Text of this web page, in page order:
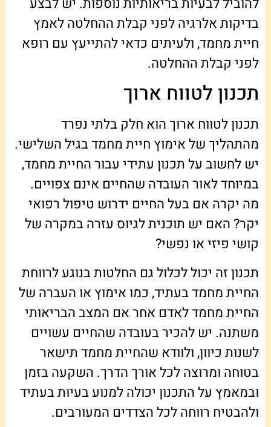
בדיקות אלרגיה לפני קבלת ההחלטה לאמץ
חיית מחמד, ולעיתים כדאי להתייעץ עם רופא
לפני קבלת ההחלטה.
תכנון לטווח ארוך
תכנון לטווח ארוך הוא חלק בלתי נפרד
מהתהליך של אימוץ חיית מחמד בגיל השלישי.
יש לחשוב על תכנון עתידי עבור החיית מחמד,
במיוחד לאור העובדה שהחיים אינם צפויים.
מה יקרה אם בעל החיים ידרוש טיפול רפואי
יקר? האם יש תוכנית לגיוס עזרה במקרה של
קושי פיזי או נפשי?
תכנון זה יכול לכלול גם החלטות בנוגע לרווחת
החיית מחמד בעתיד, כמו אימוץ או העברה של
החיית מחמד לאדם אחר אם המצב הבריאותי
משתנה. יש להכיר בעובדה שהחיים עשויים
לשנות כיוון, ולוודא שהחיית מחמד תישאר
בטוחה ומרוצה לכל אורך הדרך. השקעה בזמן
ובמאמץ על התכנון יכולה למנוע בעיות בעתיד
ולהבטיח רווחה לכל הצדדים המעורבים.